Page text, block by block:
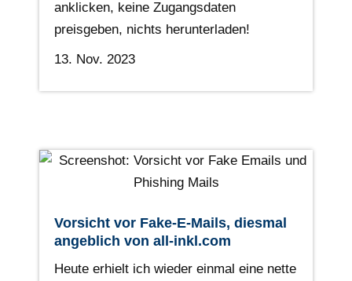
anklicken, keine Zugangsdaten
preisgeben, nichts herunterladen!
13. Nov. 2023
Vorsicht vor Fake-E-Mails, diesmal
angeblich von all-inkl.com
Heute erhielt ich wieder einmal eine nette